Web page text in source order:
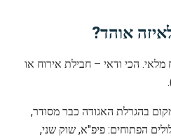
אוהד?
הכי ודאי – חבילת אירוח או
בהגרלת האגודה כבר מסודר,
הפתוחים: פיפ"א, שוק שני,